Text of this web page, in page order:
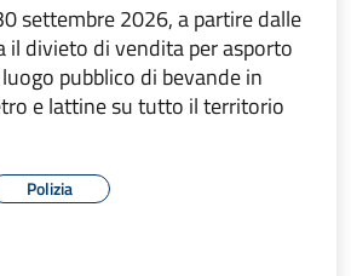
settembre 2026, a partire dalle
il divieto di vendita per asporto
pubblico di bevande in
e lattine su tutto il territorio
Polizia